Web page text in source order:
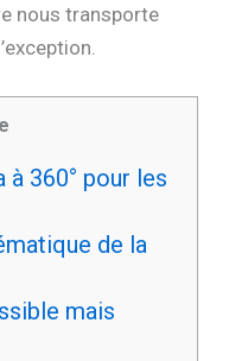
nous transporte
à 360° pour les
de la
mais